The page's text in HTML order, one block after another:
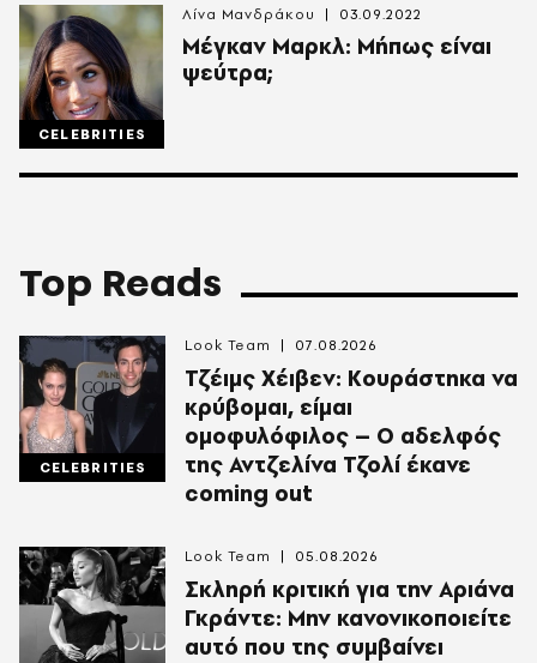
CELEBRITIES
Μέγκαν Μαρκλ: Μήπως είναι
ψεύτρα;
Λίνα Μανδράκου 03.09.2022
Top Reads
CELEBRITIES
Τζέιμς Χέιβεν: Κουράστηκα να
κρύβομαι, είμαι
ομοφυλόφιλος – Ο αδελφός
της Αντζελίνα Τζολί έκανε
coming out
Look Team 07.08.2026
Σκληρή κριτική για την Αριάνα
Γκράντε: Μην κανονικοποιείτε
αυτό που της συμβαίνει
Look Team 05.08.2026